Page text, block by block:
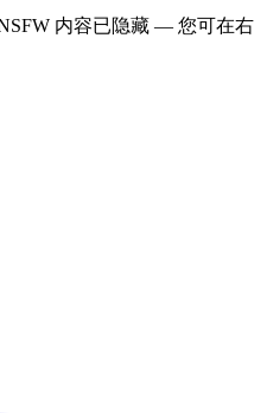
内容已隐藏 — 您可在右